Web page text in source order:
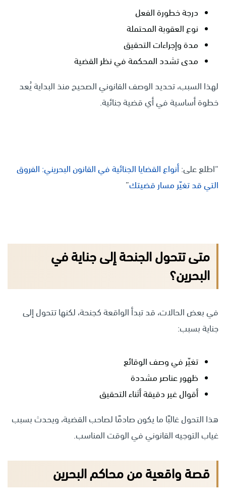
درجة خطورة الفعل
نوع العقوبة المحتملة
مدة وإجراءات التحقيق
مدى تشدد المحكمة في نظر القضية
لهذا السبب، تحديد الوصف القانوني الصحيح منذ البداية يُعد
خطوة أساسية في أي قضية جنائية.
“اطلع على:أنواع القضايا الجنائية في القانون البحريني: الفروق
التي قد تغيّر مسار قضيتك”
متى تتحول الجنحة إلى جناية في
البحرين؟
في بعض الحالات، قد تبدأ الواقعة كجنحة، لكنها تتحول إلى
جناية بسبب:
تغيّر في وصف الوقائع
ظهور عناصر مشددة
أقوال غير دقيقة أثناء التحقيق
هذا التحول غالبًا ما يكون صادمًا لصاحب القضية، ويحدث بسبب
غياب التوجيه القانوني في الوقت المناسب.
قصة واقعية من محاكم البحرين